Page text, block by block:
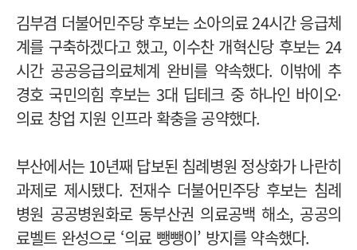
김부겸 더불어민주당 후보는 소아의료 24시간 응급체
계를 구축하겠다고 했고, 이수찬 개혁신당 후보는 24
시간 공공응급의료체계 완비를 약속했다. 이밖에 추
경호 국민의힘 후보는 3대 딥테크 중 하나인 바이오·
의료 창업 지원 인프라 확충을 공약했다.
부산에서는 10년째 답보된 침례병원 정상화가 나란히
과제로 제시됐다. 전재수 더불어민주당 후보는 침례
병원 공공병원화로 동부산권 의료공백 해소, 공공의
료벨트 완성으로 ‘의료 뺑뺑이’ 방지를 약속했다.